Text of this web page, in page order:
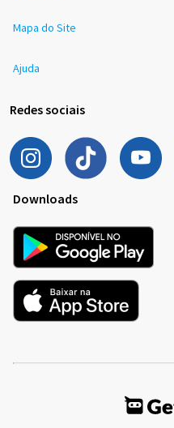
Mapa do Site
Ajuda
Redes sociais
Downloads